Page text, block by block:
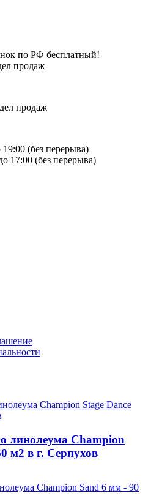
по РФ бесплатный!
продаж
продаж
(без перерыва)
17:00 (без перерыва)
линолеума Champion
м2 в г. Серпухов